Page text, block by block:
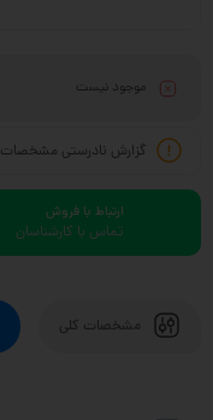
موجود نیست
گزارش نادرستی مشخصات
ارتباط با فروش
تماس با کارشناسان
مشخصات کلی